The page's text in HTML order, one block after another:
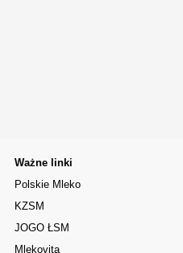
Ważne linki
Polskie Mleko
KZSM
JOGO ŁSM
Mlekovita